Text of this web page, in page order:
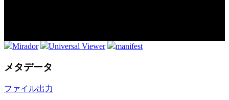
Mirador Universal Viewer manifest
メタデータ
ファイル出力